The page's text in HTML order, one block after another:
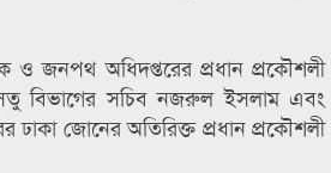
ও জনপথ অধিদপ্তরের প্রধান প্রকৌশলী
বিভাগের সচিব নজরুল ইসলাম এবং
জোনের অতিরিক্ত প্রধান প্রকৌশলী